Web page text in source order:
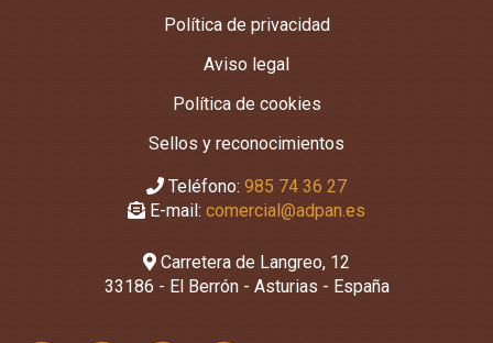
Política de privacidad
Aviso legal
Política de cookies
Sellos y reconocimientos
Teléfono: 985 74 36 27
E-mail: comercial@adpan.es
Carretera de Langreo, 12
33186 - El Berrón - Asturias - España